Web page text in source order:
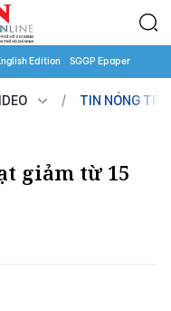
Edition SGGP Epaper
TIN NÓNG
giảm từ 15